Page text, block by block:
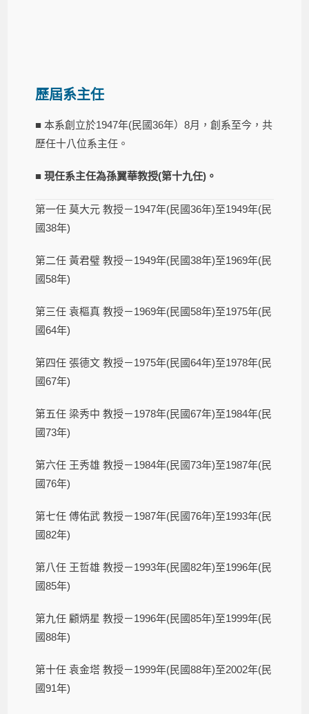
歷屆系主任
■ 本系創立於1947年(民國36年）8月，創系至今，共
歷任十八位系主任。
■ 現任系主任為孫翼華教授(第十九任)。
第一任 莫大元 教授－1947年(民國36年)至1949年(民
國38年)
第二任 黃君璧 教授－1949年(民國38年)至1969年(民
國58年)
第三任 袁樞真 教授－1969年(民國58年)至1975年(民
國64年)
第四任 張德文 教授－1975年(民國64年)至1978年(民
國67年)
第五任 梁秀中 教授－1978年(民國67年)至1984年(民
國73年)
第六任 王秀雄 教授－1984年(民國73年)至1987年(民
國76年)
第七任 傅佑武 教授－1987年(民國76年)至1993年(民
國82年)
第八任 王哲雄 教授－1993年(民國82年)至1996年(民
國85年)
第九任 顧炳星 教授－1996年(民國85年)至1999年(民
國88年)
第十任 袁金塔 教授－1999年(民國88年)至2002年(民
國91年)